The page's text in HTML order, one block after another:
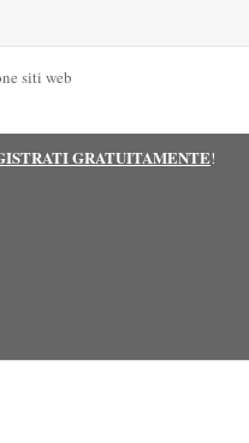
siti web
GRATUITAMENTE!